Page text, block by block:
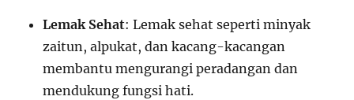
Lemak Sehat: Lemak sehat seperti minyak
zaitun, alpukat, dan kacang-kacangan
membantu mengurangi peradangan dan
mendukung fungsi hati.